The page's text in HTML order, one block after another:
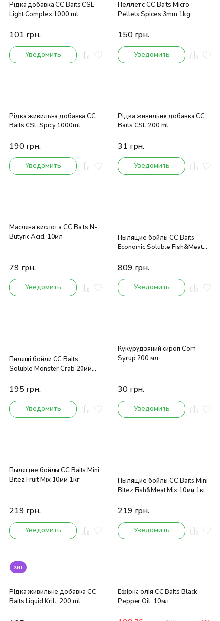
Рідка добавка CC Baits CSL
Light Complex 1000 ml
101 грн.
Уведомить
Пеллетс CC Baits Micro
Pellets Spices 3mm 1kg
150 грн.
Уведомить
Рідка живильна добавка CC
Baits CSL Spicy 1000ml
190 грн.
Уведомить
Рідка живильне добавка CC
Baits CSL 200 ml
31 грн.
Уведомить
Масляна кислота CC Baits N-
Butyric Acid, 10мл
79 грн.
Уведомить
Пылящие бойлы CC Baits
Economic Soluble Fish&Meat
809 грн.
Уведомить
Пилящі бойли CC Baits
Soluble Monster Crab 20мм
195 грн.
Уведомить
Кукурудзяний сироп Corn
Syrup 200 мл
30 грн.
Уведомить
Пылящие бойлы CC Baits Mini
Bitez Fruit Mix 10мм 1кг
219 грн.
Уведомить
Пылящие бойлы CC Baits Mini
Bitez Fish&Meat Mix 10мм 1кг
219 грн.
Уведомить
хит
Рідка живильне добавка CC
Baits Liquid Krill, 200 ml
Ефірна олія CC Baits Black
Pepper Oil, 10мл